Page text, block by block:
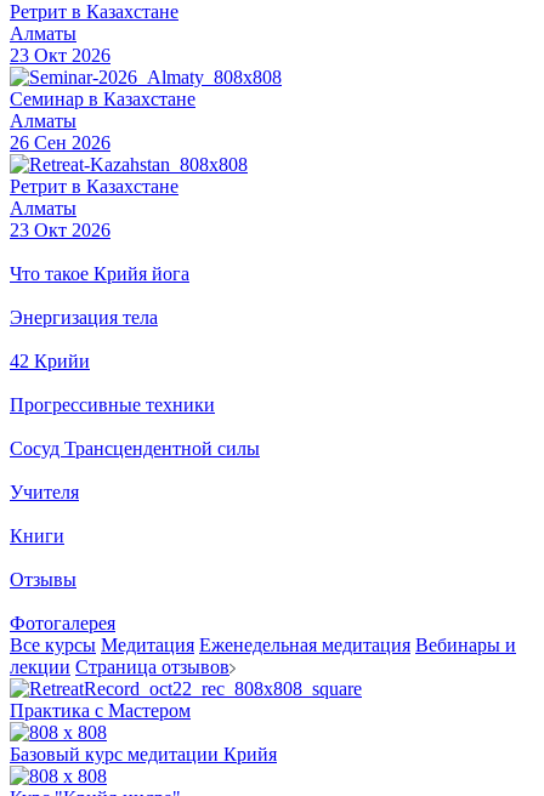
Ретрит в Казахстане
Алматы
23 Окт 2026
Семинар в Казахстане
Алматы
26 Сен 2026
Ретрит в Казахстане
Алматы
23 Окт 2026
Что такое Крийя йога
Энергизация тела
42 Крийи
Прогрессивные техники
Сосуд Трансцендентной силы
Учителя
Книги
Отзывы
Фотогалерея
Все курсы Медитация Еженедельная медитация Вебинары и
лекции Страница отзывов
Практика с Мастером
Базовый курс медитации Крийя